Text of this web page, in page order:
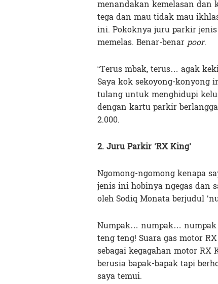
menandakan kemelasan dan
tega dan mau tidak mau
ini. Pokoknya juru parkir
memelas. Benar-benar poor.
“Terus mbak, terus… agak
Saya kok sekoyong-konyong
tulang untuk menghidupi
dengan kartu parkir
2.000.
2. Juru Parkir ‘RX King’
Ngomong-ngomong kenapa
jenis ini hobinya ngegas dan
oleh Sodiq Monata berjudul
Numpak… numpak… numpak
teng teng! Suara gas motor
sebagai kegagahan motor
berusia bapak-bapak tapi
saya temui.